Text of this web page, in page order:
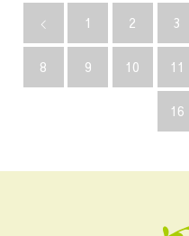
1 2 3
8 9 10 11
16